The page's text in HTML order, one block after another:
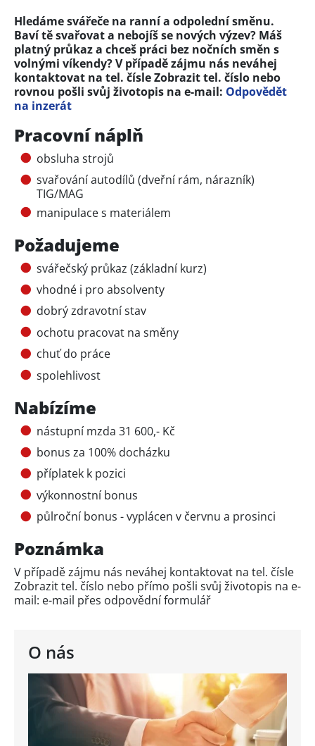
O nás
Hledáme svářeče na ranní a odpolední směnu.
Baví tě svařovat a nebojíš se nových výzev? Máš
platný průkaz a chceš práci bez nočních směn s
volnými víkendy? V případě zájmu nás neváhej
kontaktovat na tel. čísleZobrazit tel. číslo nebo
rovnou pošli svůj životopis na e-mail: Odpovědět
na inzerát
Pracovní náplň
obsluha strojů
svařování autodílů (dveřní rám, nárazník)
TIG/MAG
manipulace s materiálem ‍
Požadujeme
svářečský průkaz (základní kurz)
vhodné i pro absolventy
dobrý zdravotní stav
ochotu pracovat na směny
chuť do práce
spolehlivost
Nabízíme
nástupní mzda 31 600,- Kč
bonus za 100% docházku
příplatek k pozici
výkonnostní bonus
půlroční bonus - vyplácen v červnu a prosinci
Poznámka
V případě zájmu nás neváhej kontaktovat na tel. čísle
Zobrazit tel. číslo nebo přímo pošli svůj životopis na e-
mail: e-mail přes odpovědní formulář